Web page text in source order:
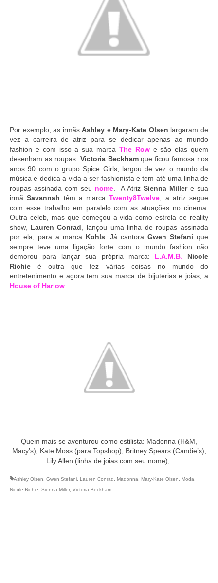
Por exemplo, as irmãsAshley e Mary-Kate Olsen largaram de
vez a carreira de atriz para se dedicar apenas ao mundo
fashion e com isso a sua marca The Rowe são elas quem
desenham as roupas. Victoria Beckhamque ficou famosa nos
anos 90 com o grupo Spice Girls, largou de vez o mundo da
música e dedica a vida a ser fashionista e tem até uma linha de
roupas assinada com seu nome. A AtrizSienna Millere sua
irmãSavannah têm a marcaTwenty8Twelve , a atriz segue
com esse trabalho em paralelo com as atuações no cinema.
Outra celeb, mas que começou a vida como estrela de reality
show, Lauren Conrad , lançou uma linha de roupas assinada
por ela, para a marca Kohls . Já cantoraGwen Stefani que
sempre teve uma ligação forte com o mundo fashion não
demorou para lançar sua própria marca:
L.A.M.B. Nicole
Richie é outra que fez várias coisas no mundo do
entretenimento e agora tem sua marca de bijuterias e joias, a
House of Harlow
Quem mais se aventurou como estilista: Madonna (H&M,
Macy’s), Kate Moss (para Topshop), Britney Spears (Candie’s),
Lily Allen (linha de joias com seu nome),
Ashley Olsen Gwen Stefani Lauren Conrad Madonna Mary-Kate Olsen Moda
Nicole Richie
Sienna Miller, Victoria Beckham